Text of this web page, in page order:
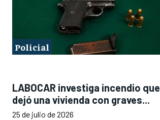
Policial
LABOCAR investiga incendio que
dejó una vivienda con graves...
25 de julio de 2026